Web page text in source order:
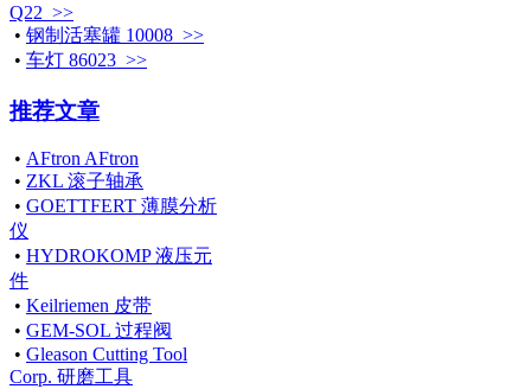
Q22 >>
• 钢制活塞罐 10008 >>
• 车灯 86023 >>
推荐文章
• AFtron AFtron
• ZKL 滚子轴承
• GOETTFERT 薄膜分析
仪
• HYDROKOMP 液压元
件
• Keilriemen 皮带
• GEM-SOL 过程阀
• Gleason Cutting Tool
Corp. 研磨工具